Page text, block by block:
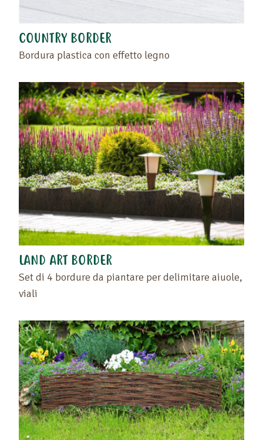
COUNTRY BORDER
Bordura plastica con effetto legno
LAND ART BORDER
Set di 4 bordure da piantare per delimitare aiuole,
viali